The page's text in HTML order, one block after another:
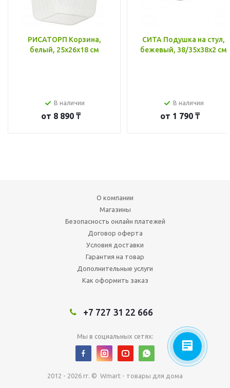
РИСАТОРП Корзина,
белый, 25x26x18 см
В наличии
от 8 890 ₸
СИТА Подушка на стул,
бежевый, 38/35x38x2 см
В наличии
от 1 790 ₸
О компании
Магазины
Безопасность онлайн платежей
Договор оферта
Условия доставки
Гарантия на товар
Дополнительные услуги
Как оформить заказ
+7 727 31 22 666
Мы в социальных сетях:
2012 - 2026 гг. © Wmart - товары для дома